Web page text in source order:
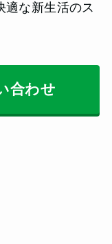
適な新生活のス
合わせ